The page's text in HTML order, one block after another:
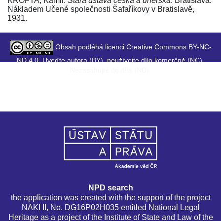
Nákladem Učené společnosti Šafaříkovy v Bratislavě,
1931.
Obsah podléhá licenci Creative Commons BY-NC-
ND 4.0. Uveďte autora (BY), neužívejte dílo komerčně (NC),
NPD search
the application was created with the support of the project
NAKI II, No. DG16P02H035 entitled National Legal
Heritage as a project of the Institute of State and Law of the